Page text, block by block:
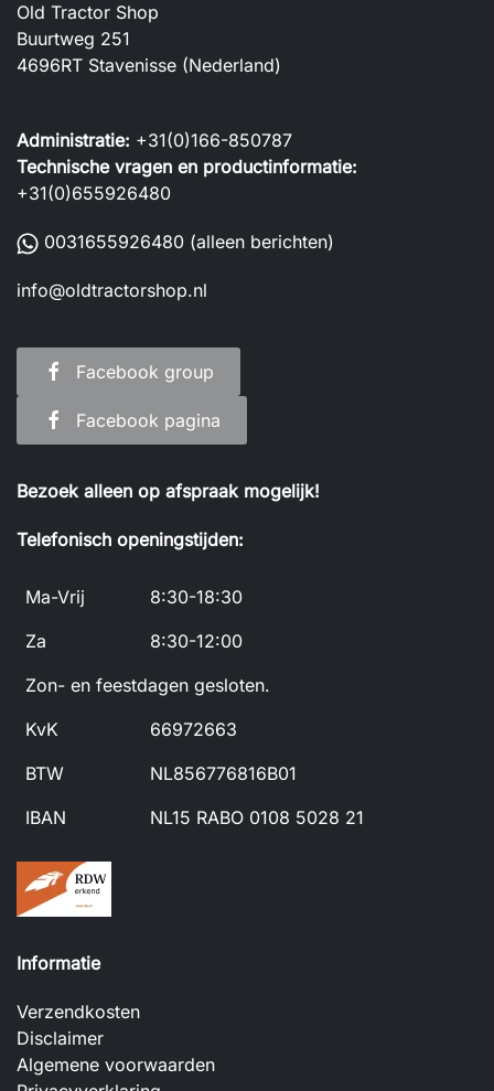
Old Tractor Shop
Buurtweg 251
4696RT Stavenisse (Nederland)
Administratie: +31(0)166-850787
Technische vragen en productinformatie:
+31(0)655926480
0031655926480 (alleen berichten)
info@oldtractorshop.nl
Facebook group
Facebook pagina
Bezoek alleen op afspraak mogelijk!
Telefonisch openingstijden:
Ma-Vrij
8:30-18:30
Za
8:30-12:00
Zon- en feestdagen gesloten.
KvK
66972663
BTW
NL856776816B01
IBAN
NL15 RABO 0108 5028 21
Informatie
Verzendkosten
Disclaimer
Algemene voorwaarden